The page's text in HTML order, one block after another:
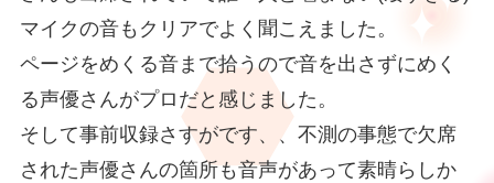
マイクの音もクリアでよく聞こえました。
ページをめくる音まで拾うので音を出さずにめく
る声優さんがプロだと感じました。
そして事前収録さすがです、、不測の事態で欠席
された声優さんの箇所も音声があって素晴らしか